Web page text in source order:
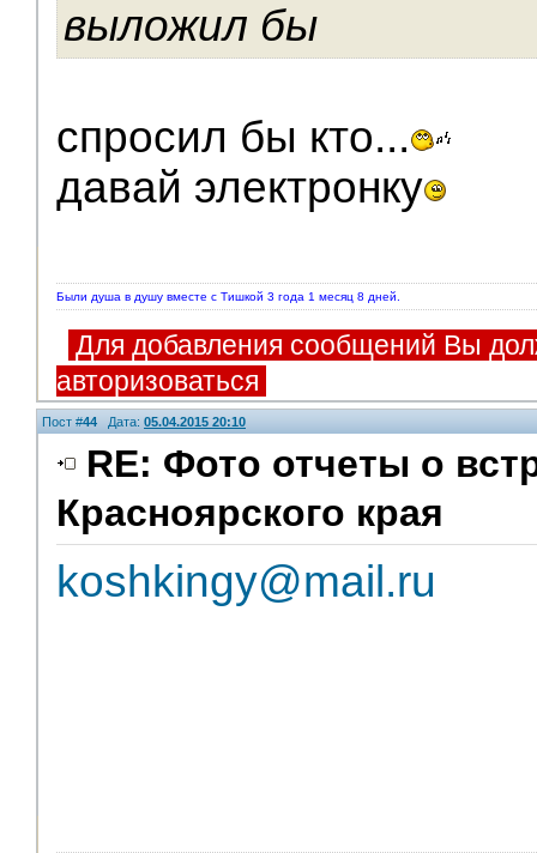
выложил бы
спросил бы кто...
давай электронку
Были душа в душу вместе с Тишкой 3 года 1 месяц 8 дней.
Для добавления сообщений Вы
авторизоваться
Пост #44Дата: 05.04.2015 20:10
RE: Фото отчеты о
Красноярского края
koshkingy@mail.ru